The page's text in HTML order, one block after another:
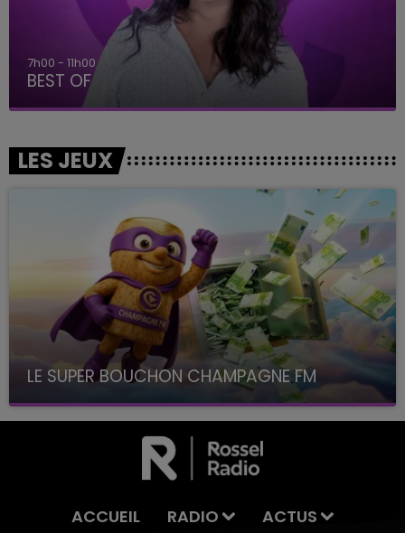
7h00 - 11h00
BEST OF
LES JEUX
LE SUPER BOUCHON CHAMPAGNE FM
avec La Famille Champagne FM, à 8H10
ACCUEIL RADIO ACTUS